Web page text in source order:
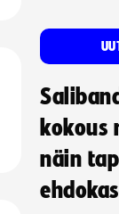
kokous
näin